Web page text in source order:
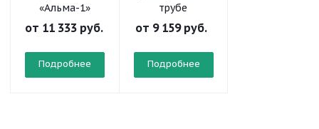
«Альма-1»
от 11 333 руб.
Подробнее
трубе
от 9 159 руб.
Подробнее